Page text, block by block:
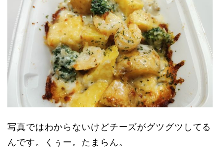
写真ではわからないけどチーズがグツグツしてる
んです。くぅー。たまらん。